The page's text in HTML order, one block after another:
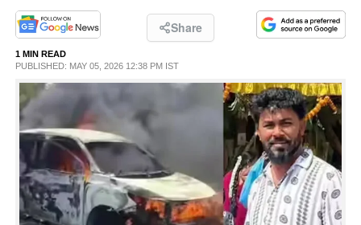
PHOTOS
LIFESTYLE
SPIRITUAL
INFO+
ART
Share
1 MIN READ
PUBLISHED: MAY 05, 2026 12:38 PM IST